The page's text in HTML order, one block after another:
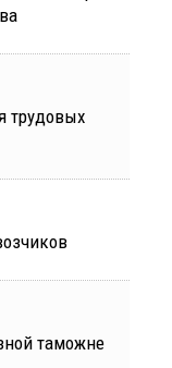
трудовых
таможне